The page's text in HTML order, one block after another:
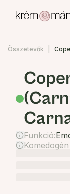
Összetevők
Funkció: